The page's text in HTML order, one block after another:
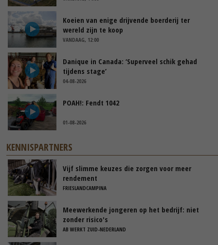
Koeien van enige drijvende boerderij ter
wereld zijn te koop
VANDAAG, 12:00
Danique in Canada: ‘Superveel schik gehad
tijdens stage’
04-08-2026
POAH!: Fendt 1042
01-08-2026
KENNISPARTNERS
Vijf slimme keuzes die zorgen voor meer
rendement
FRIESLANDCAMPINA
Meewerkende jongeren op het bedrijf: niet
zonder risico's
AB WERKT ZUID-NEDERLAND